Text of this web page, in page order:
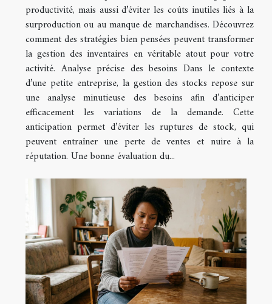
productivité, mais aussi d’éviter les coûts inutiles liés à la
surproduction ou au manque de marchandises. Découvrez
comment des stratégies bien pensées peuvent transformer
la gestion des inventaires en véritable atout pour votre
activité. Analyse précise des besoins Dans le contexte
d’une petite entreprise, la gestion des stocks repose sur
une analyse minutieuse des besoins afin d’anticiper
efficacement les variations de la demande. Cette
anticipation permet d’éviter les ruptures de stock, qui
peuvent entraîner une perte de ventes et nuire à la
réputation. Une bonne évaluation du...